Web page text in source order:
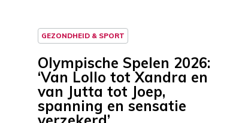
GEZONDHEID & SPORT
Olympische Spelen 2026:
‘Van Lollo tot Xandra en
van Jutta tot Joep,
spanning en sensatie